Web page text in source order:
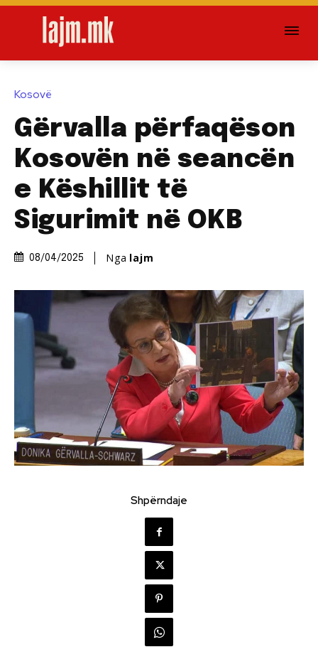
Kosovë
Gërvalla përfaqëson
Kosovën në seancën
e Këshillit të
Sigurimit në OKB
08/04/2025 Nga lajm
Shpërndaje